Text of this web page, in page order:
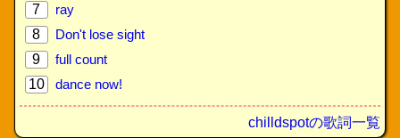
7
ray
8
Don't lose sight
9
full count
10
dance now!
chilldspotの歌詞一覧